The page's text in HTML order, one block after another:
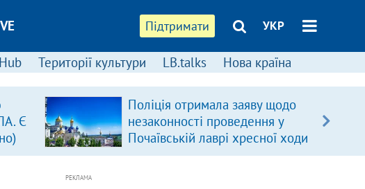
Підтримати УКР
Території культури LB.talks Нова країна
Є
Поліція отримала заяву щодо
незаконності проведення у
Почаївській лаврі хресної ходи
РЕКЛАМА